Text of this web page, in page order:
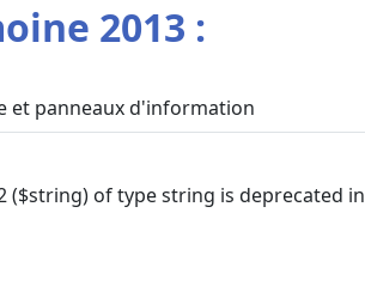
2013 :
et panneaux d'information
($string) of type string is deprecated in